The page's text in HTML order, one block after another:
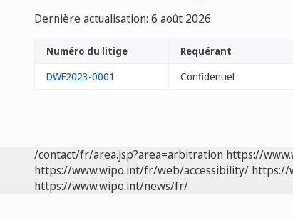
Dernière actualisation: 6 août 2026
Numéro du litige Requérant
DWF2023-0001
Confidentiel
/contact/fr/area.jsp?area=arbitration https://
https://www.wipo.int/fr/web/accessibility/ https://
https://www.wipo.int/news/fr/